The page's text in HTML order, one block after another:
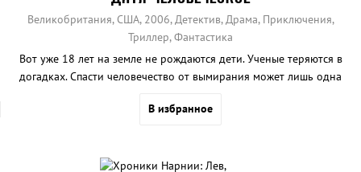
Великобритания, США, 2006, Детектив, Драма, Приключения,
Триллер, Фантастика
Вот уже 18 лет на земле не рождаются дети. Ученые теряются в
догадках. Спасти человечество от вымирания может лишь одна
В избранное